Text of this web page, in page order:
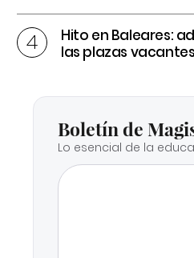
Hito en Baleares:
las plazas
Boletín de
Lo esencial de la